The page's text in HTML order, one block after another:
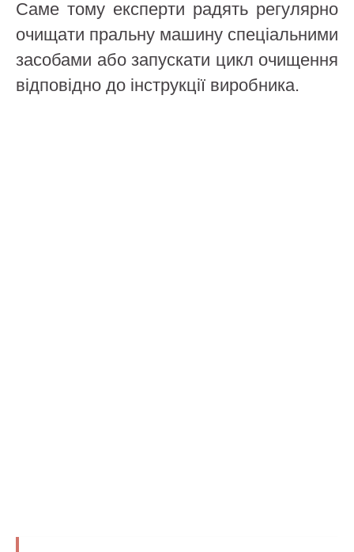
Саме тому експерти радять регулярно
очищати пральну машину спеціальними
засобами або запускати цикл очищення
відповідно до інструкції виробника.